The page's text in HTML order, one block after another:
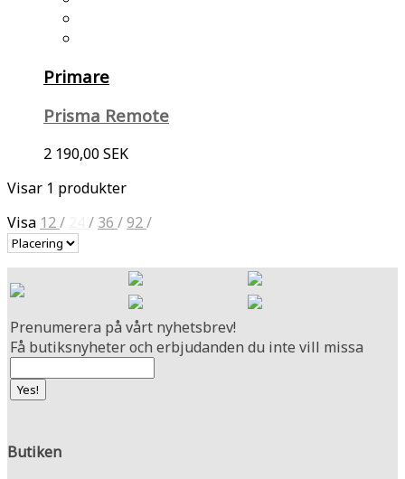
Primare
Prisma Remote
2 190,00 SEK
Visar 1 produkter
Visa 12/ / 36 /92/
Prenumerera på vårt nyhetsbrev!
Få butiksnyheter och erbjudanden du inte vill missa
Butiken